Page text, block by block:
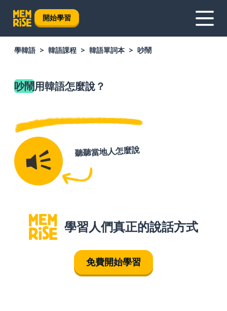
開始學習
學韓語 韓語課程 韓語單詞本 吵鬧
吵鬧用韓語怎麼說？
聽聽當地人怎麼說
學習人們真正的說話方式
免費開始學習